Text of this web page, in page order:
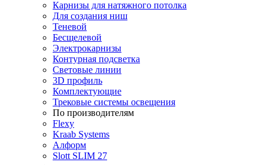
Карнизы для натяжного потолка
Для создания ниш
Теневой
Бесщелевой
Электрокарнизы
Контурная подсветка
Световые линии
3D профиль
Комплектующие
Трековые системы освещения
По производителям
Flexy
Kraab Systems
Алформ
Slott SLIM 27